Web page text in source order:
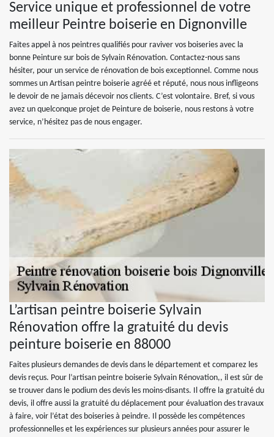
Service unique et professionnel de votre
meilleur Peintre boiserie en Dignonville
Faites appel à nos peintres qualifiés pour raviver vos boiseries avec la
bonne Peinture sur bois de Sylvain Rénovation. Contactez-nous sans
hésiter, pour un service de rénovation de bois exceptionnel. Comme nous
sommes un Artisan peintre boiserie agréé et réputé, nous nous infligeons
le devoir de ne jamais décevoir nos clients. C’est volontaire. Bref, si vous
avez un quelconque projet de Peinture de boiserie, nous restons à votre
service, n’hésitez pas de nous engager.
L’artisan peintre boiserie Sylvain
Rénovation offre la gratuité du devis
peinture boiserie en 88000
Faites plusieurs demandes de devis dans le département et comparez les
devis reçus. Pour l’artisan peintre boiserie Sylvain Rénovation,, il est sûr de
se trouver dans le podium des devis les moins-disants. Il offre la gratuité du
devis, il offre aussi la gratuité du déplacement pour évaluation des travaux
à faire, voir l’état des boiseries à peindre. Il possède les compétences
professionnelles et les expériences sur plusieurs années pour assurer le